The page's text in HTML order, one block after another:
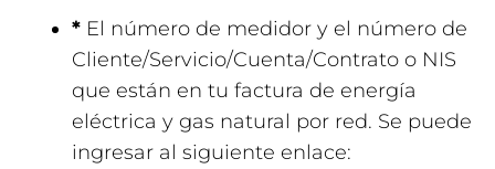
* El número de medidor y el número de
Cliente/Servicio/Cuenta/Contrato o NIS
que están en tu factura de energía
eléctrica y gas natural por red. Se puede
ingresar al siguiente enlace: